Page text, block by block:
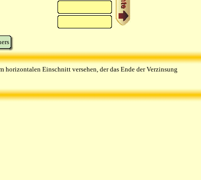
Einschnitt versehen, der das Ende der Verzinsung